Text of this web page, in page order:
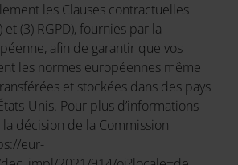
les Clauses contractuelles
(3) RGPD), fournies par la
afin de garantir que vos
les normes européennes même
et stockées dans des pays
Unis. Pour plus d’informations
décision de la Commission
eur-